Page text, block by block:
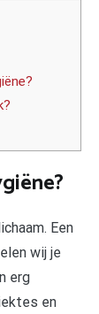
Een
wij je
erg
en